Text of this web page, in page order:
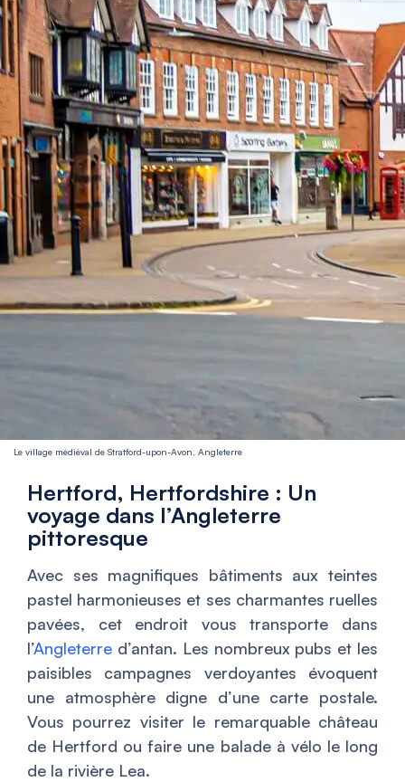
Le village médiéval de Stratford-upon-Avon, Angleterre
Hertford, Hertfordshire : Un
voyage dans l’Angleterre
pittoresque
Avec ses magnifiques bâtiments aux teintes
pastel harmonieuses et ses charmantes ruelles
pavées, cet endroit vous transporte dans
l’Angleterre d’antan. Les nombreux pubs et les
paisibles campagnes verdoyantes évoquent
une atmosphère digne d’une carte postale.
Vous pourrez visiter le remarquable château
de Hertford ou faire une balade à vélo le long
de la rivière Lea.